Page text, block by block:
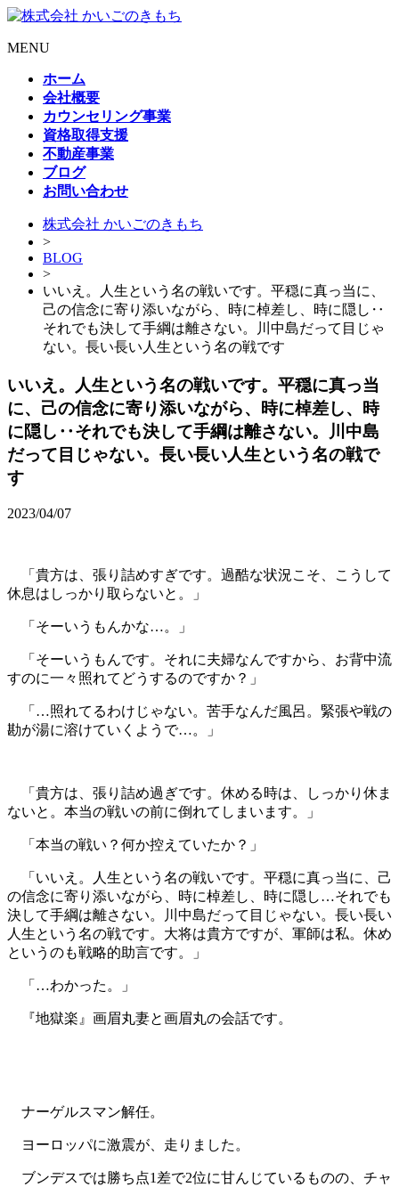
MENU
ホーム
会社概要
カウンセリング事業
資格取得支援
不動産事業
ブログ
お問い合わせ
株式会社 かいごのきもち
>
BLOG
>
いいえ。人生という名の戦いです。平穏に真っ当に、
己の信念に寄り添いながら、時に棹差し、時に隠し‥
それでも決して手綱は離さない。川中島だって目じゃ
ない。長い長い人生という名の戦です
いいえ。人生という名の戦いです。平穏に真っ当
に、己の信念に寄り添いながら、時に棹差し、時
に隠し‥それでも決して手綱は離さない。川中島
だって目じゃない。長い長い人生という名の戦で
す
2023/04/07
「貴方は、張り詰めすぎです。過酷な状況こそ、こうして
休息はしっかり取らないと。」
「そーいうもんかな…。」
「そーいうもんです。それに夫婦なんですから、お背中流
すのに一々照れてどうするのですか？」
「…照れてるわけじゃない。苦手なんだ風呂。緊張や戦の
勘が湯に溶けていくようで…。」
「貴方は、張り詰め過ぎです。休める時は、しっかり休ま
ないと。本当の戦いの前に倒れてしまいます。」
「本当の戦い？何か控えていたか？」
「いいえ。人生という名の戦いです。平穏に真っ当に、己
の信念に寄り添いながら、時に棹差し、時に隠し…それでも
決して手綱は離さない。川中島だって目じゃない。長い長い
人生という名の戦です。大将は貴方ですが、軍師は私。休め
というのも戦略的助言です。」
「…わかった。」
『地獄楽』画眉丸妻と画眉丸の会話です。
ナーゲルスマン解任。
ヨーロッパに激震が、走りました。
ブンデスでは勝ち点1差で2位に甘んじているものの、チャ